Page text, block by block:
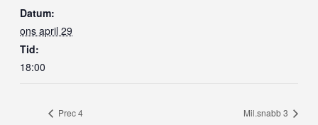
Datum:
ons april 29
Tid:
18:00
Prec 4 Mil.snabb 3